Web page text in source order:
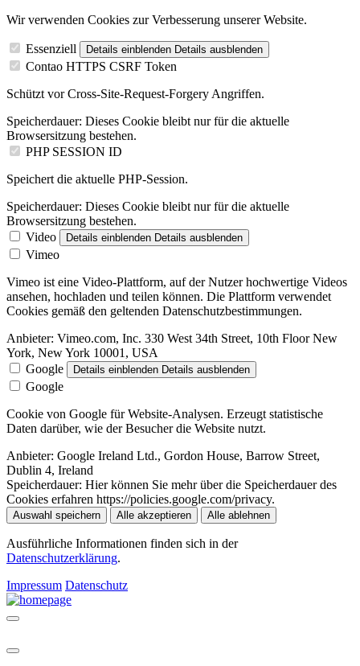
Wir verwenden Cookies zur Verbesserung unserer Website.
Essenziell Details einblenden Details ausblenden
Contao HTTPS CSRF Token
Schützt vor Cross-Site-Request-Forgery Angriffen.
Speicherdauer: Dieses Cookie bleibt nur für die aktuelle
Browsersitzung bestehen.
PHP SESSION ID
Speichert die aktuelle PHP-Session.
Speicherdauer: Dieses Cookie bleibt nur für die aktuelle
Browsersitzung bestehen.
Video
Details einblenden Details ausblenden
Vimeo
Vimeo ist eine Video-Plattform, auf der Nutzer hochwertige Videos
ansehen, hochladen und teilen können. Die Plattform verwendet
Cookies gemäß den geltenden Datenschutzbestimmungen.
Anbieter: Vimeo.com, Inc. 330 West 34th Street, 10th Floor New
York, New York 10001, USA
Google
Details einblenden Details ausblenden
Google
Cookie von Google für Website-Analysen. Erzeugt statistische
Daten darüber, wie der Besucher die Website nutzt.
Anbieter: Google Ireland Ltd., Gordon House, Barrow Street,
Dublin 4, Ireland
Speicherdauer: Hier können Sie mehr über die Speicherdauer des
Cookies erfahren https://policies.google.com/privacy.
Auswahl speichern Alle akzeptieren Alle ablehnen
Ausführliche Informationen finden sich in der
Datenschutzerklärung.
Impressum Datenschutz